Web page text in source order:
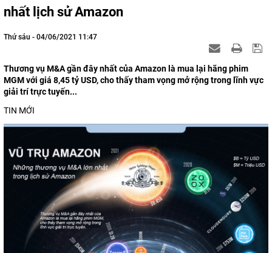
nhất lịch sử Amazon
Thứ sáu - 04/06/2021 11:47
Thương vụ M&A gần đây nhất của Amazon là mua lại hãng phim
MGM với giá 8,45 tỷ USD, cho thấy tham vọng mở rộng trong lĩnh vực
giải trí trực tuyến...
TIN MỚI